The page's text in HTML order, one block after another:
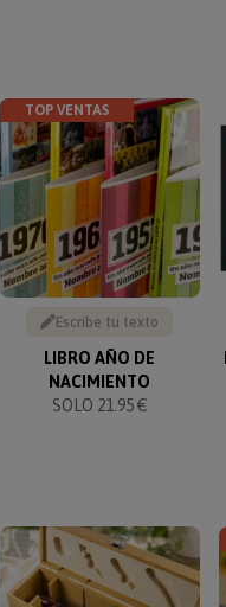
TOP VENTAS
Escribe tu texto
LIBRO AÑO DE
NACIMIENTO
SOLO 21.95 €